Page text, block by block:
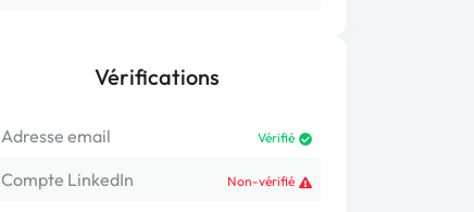
Vérifications
Adresse email Vérifié
Compte LinkedIn Non-vérifié